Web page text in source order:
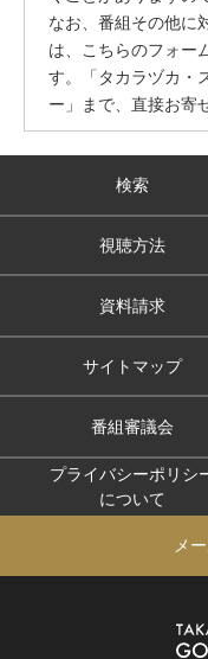
なお、番組その他に
は、こちらのフォー
す。「タカラヅカ・
ー」まで、直接お寄
検索
視聴方法
資料請求
サイトマップ
番組審議会
プライバシーポリシ
について
メ